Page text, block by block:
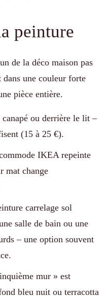
peinture
de la déco maison pas
une couleur forte
pièce entière.
ou derrière le lit –
(15 à 25 €).
IKEA repeinte
mat change
carrelage sol
salle de bain ou une
– une option souvent
mur » est
bleu nuit ou terracotta